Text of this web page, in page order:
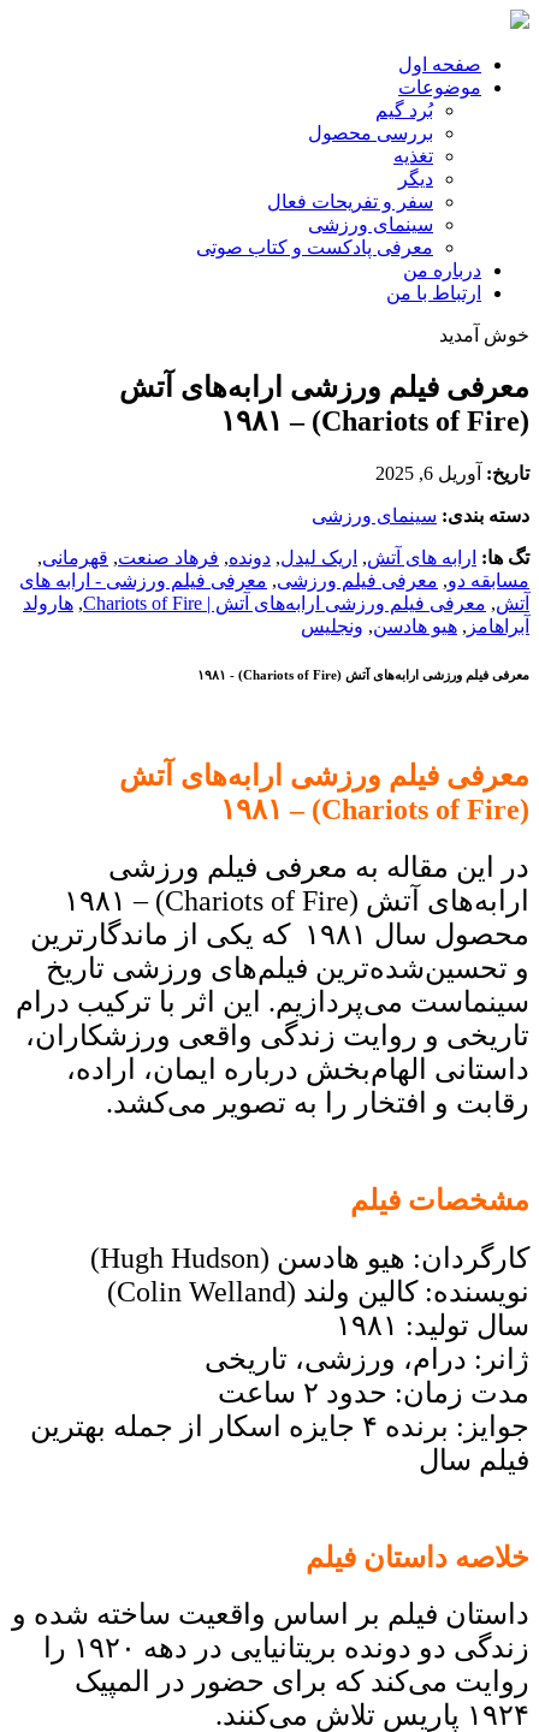
صفحه اول
موضوعات
بُرد گیم
بررسی محصول
تغذیه
دیگر
سفر و تفریحات فعال
سینمای ورزشی
معرفی پادکست و کتاب صوتی
درباره من
ارتباط با من
خوش آمدید
معرفی فیلم ورزشی ارابه‌های آتش
(Chariots of Fire) – ۱۹۸۱
تاریخ: آوریل 6, 2025
دسته بندی: سینمای ورزشی
تگ ها: ارابه های آتش, اریک لیدل, دونده, فرهاد صنعت, قهرمانی,
مسابقه دو, معرفی فیلم ورزشی, معرفی فیلم ورزشی - ارابه های
آتش, معرفی فیلم ورزشی ارابه‌های آتش | Chariots of Fire , هارولد
آبراهامز , هیو هادسن, ونجلیس
معرفی فیلم ورزشی ارابه‌های آتش (Chariots of Fire) - ۱۹۸۱
معرفی فیلم ورزشی ارابه‌های آتش
(Chariots of Fire) –
۱۹۸۱
در این مقاله به معرفی فیلم ورزشی
ارابه‌های آتش (Chariots of Fire) – ۱۹۸۱
محصول سال ۱۹۸۱ که یکی از ماندگارترین
و تحسین‌شده‌ترین فیلم‌های ورزشی تاریخ
سینماست می‌پردازیم. این اثر با ترکیب درام
تاریخی و روایت زندگی واقعی ورزشکاران،
داستانی الهام‌بخش درباره ایمان، اراده،
رقابت و افتخار را به تصویر می‌کشد.
مشخصات فیلم
کارگردان: هیو هادسن (Hugh Hudson)
نویسنده: کالین ولند (Colin Welland)
سال تولید: ۱۹۸۱
ژانر: درام، ورزشی، تاریخی
مدت زمان: حدود ۲ ساعت
جوایز: برنده ۴ جایزه اسکار از جمله بهترین
فیلم سال
خلاصه داستان فیلم
داستان فیلم بر اساس واقعیت ساخته شده و
زندگی دو دونده بریتانیایی در دهه ۱۹۲۰ را
روایت می‌کند که برای حضور در المپیک
۱۹۲۴ پاریس تلاش می‌کنند.